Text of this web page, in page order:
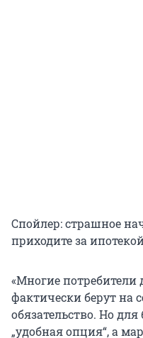
Спойлер: страшное
приходите за
«Многие
фактически берут на
обязательство. Но
„удобная опция“, а